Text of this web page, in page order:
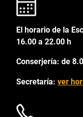
El horario de la
16.00 a 22.00 h
Conserjería: de
Secretaría: ver